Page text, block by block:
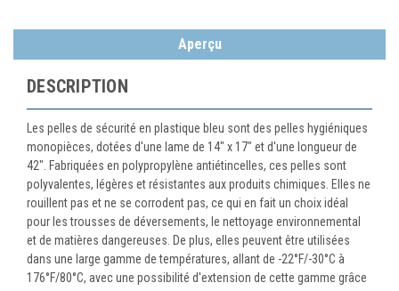
Aperçu
DESCRIPTION
Les pelles de sécurité en plastique bleu sont des pelles hygiéniques
monopièces, dotées d'une lame de 14" x 17" et d'une longueur de
42". Fabriquées en polypropylène antiétincelles, ces pelles sont
polyvalentes, légères et résistantes aux produits chimiques. Elles ne
rouillent pas et ne se corrodent pas, ce qui en fait un choix idéal
pour les trousses de déversements, le nettoyage environnemental
et de matières dangereuses. De plus, elles peuvent être utilisées
dans une large gamme de températures, allant de -22°F/-30°C à
176°F/80°C, avec une possibilité d'extension de cette gamme grâce